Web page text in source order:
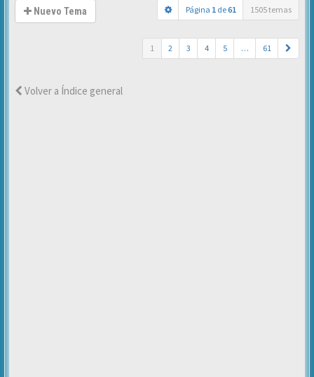
Nuevo Tema Página 1 de61 1505 temas
1 2 3 4 5 … 61
Volver a Índice general